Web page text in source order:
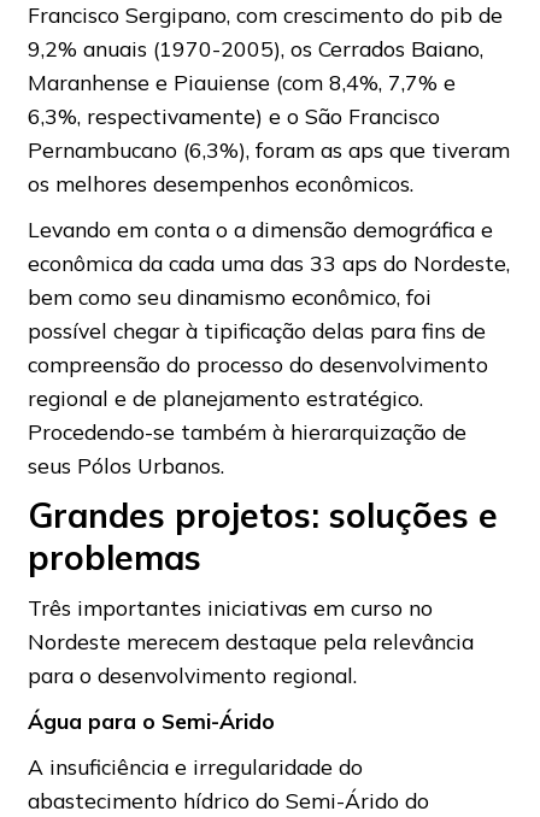
Francisco Sergipano, com crescimento do pib de
9,2% anuais (1970-2005), os Cerrados Baiano,
Maranhense e Piauiense (com 8,4%, 7,7% e
6,3%, respectivamente) e o São Francisco
Pernambucano (6,3%), foram as aps que tiveram
os melhores desempenhos econômicos.
Levando em conta o a dimensão demográfica e
econômica da cada uma das 33 aps do Nordeste,
bem como seu dinamismo econômico, foi
possível chegar à tipificação delas para fins de
compreensão do processo do desenvolvimento
regional e de planejamento estratégico.
Procedendo-se também à hierarquização de
seus Pólos Urbanos.
Grandes projetos: soluções e
problemas
Três importantes iniciativas em curso no
Nordeste merecem destaque pela relevância
para o desenvolvimento regional.
Água para o Semi-Árido
A insuficiência e irregularidade do
abastecimento hídrico do Semi-Árido do